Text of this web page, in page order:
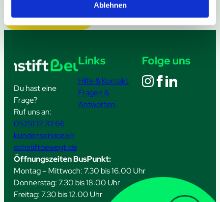
Ablehnen
Weitere Meldungen
Du hast eine
Frage?
Ruf uns an:
05251 12 33 66
kundenservice@h
ochstiftbewegt.de
Links
Hilfe & Kontakt
Fragen &
Antworten
Folge uns
Öffnungszeiten BusPunkt:
Montag – Mittwoch: 7.30 bis 16.00 Uhr
Donnerstag: 7.30 bis 18.00 Uhr
Freitag: 7.30 bis 12.00 Uhr